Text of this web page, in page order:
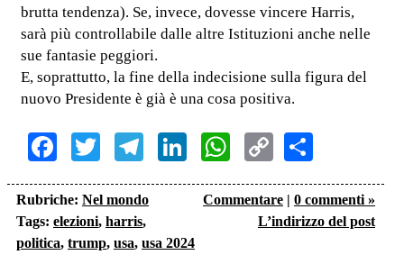
brutta tendenza). Se, invece, dovesse vincere Harris,
sarà più controllabile dalle altre Istituzioni anche nelle
sue fantasie peggiori.
E, soprattutto, la fine della indecisione sulla figura del
nuovo Presidente è già è una cosa positiva.
Facebook
TwitterTelegram
LinkedInWhatsApp
Copy
Link
Rubriche: Nel mondo
Tags: elezioni, harris,
politica, trump, usa, usa 2024
Commentare | 0 commenti »
L’indirizzo del post